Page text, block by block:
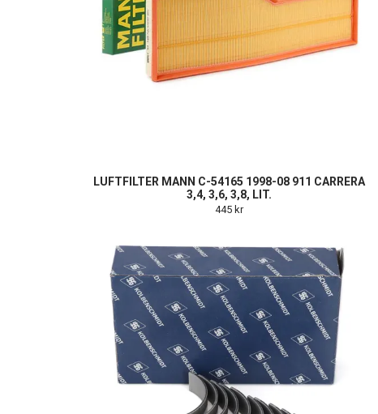
LUFTFILTER MANN C-54165 1998-08 911 CARRERA
3,4, 3,6, 3,8, LIT.
445 kr